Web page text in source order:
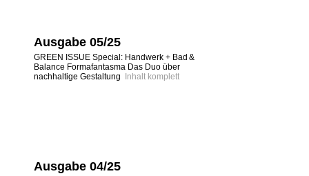
Ausgabe 05/25
GREEN ISSUE Special: Handwerk + Bad &
Balance Formafantasma Das Duo über
nachhaltige Gestaltung
Inhalt komplett
Ausgabe 04/25